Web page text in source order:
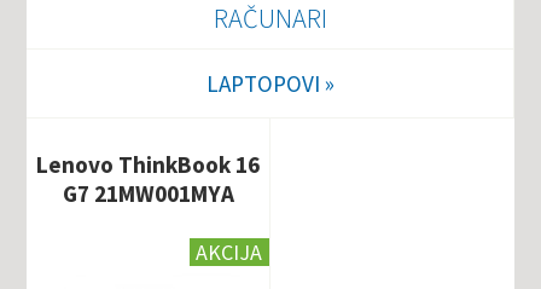
RAČUNARI
LAPTOPOVI
Lenovo ThinkBook 16
G7 21MW001MYA
AKCIJA